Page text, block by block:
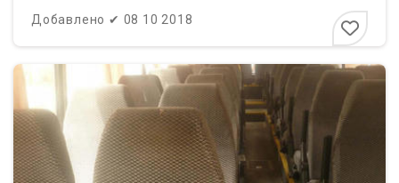
Добавлено ✔ 08 10 2018